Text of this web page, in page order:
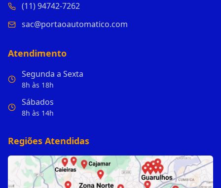
(11) 94742-7262
sac@portaoautomatico.com
Atendimento
Segunda a Sexta
8h às 18h
Sábados
8h às 14h
Regiões Atendidas